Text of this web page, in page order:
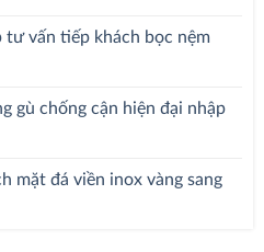
tư vấn tiếp khách bọc nệm
gù chống cận hiện đại nhập
mặt đá viền inox vàng sang